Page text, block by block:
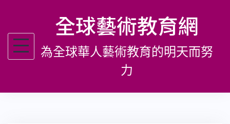
主
全球藝術教育網
為全球華人藝術教育的明天而努
力